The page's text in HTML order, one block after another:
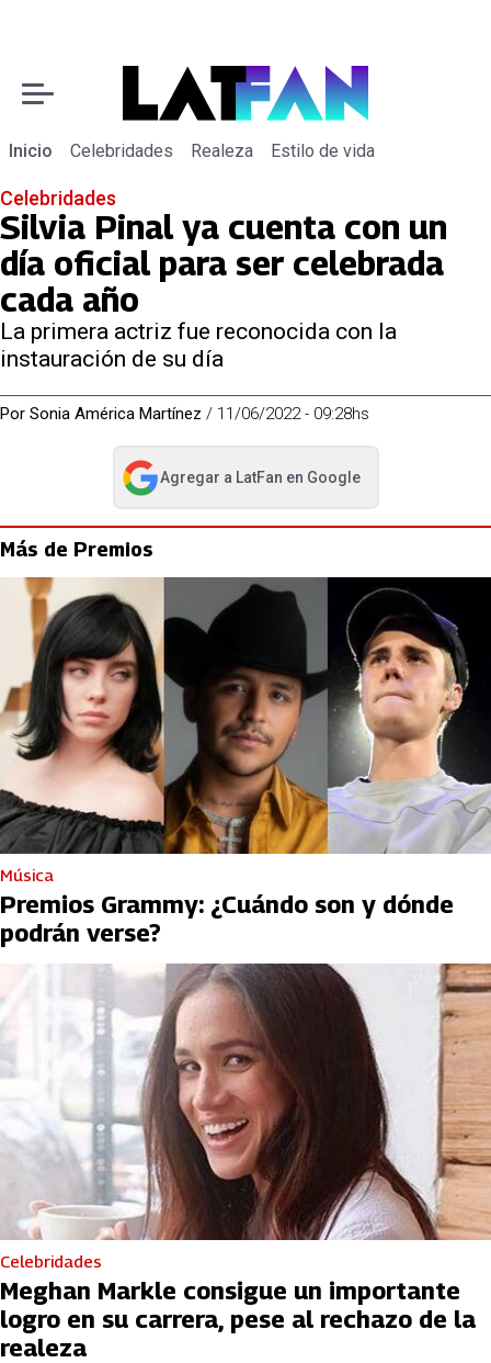
Inicio Celebridades Realeza Estilo de vida
Celebridades
Silvia Pinal ya cuenta con un
día oficial para ser celebrada
cada año
La primera actriz fue reconocida con la
instauración de su día
Por Sonia América Martínez / 11/06/2022 - 09:28hs
Agregar a LatFan en Google
abre en nueva pestaña
Más de Premios
Música
Premios Grammy: ¿Cuándo son y dónde
podrán verse?
Celebridades
Meghan Markle consigue un importante
logro en su carrera, pese al rechazo de la
realeza